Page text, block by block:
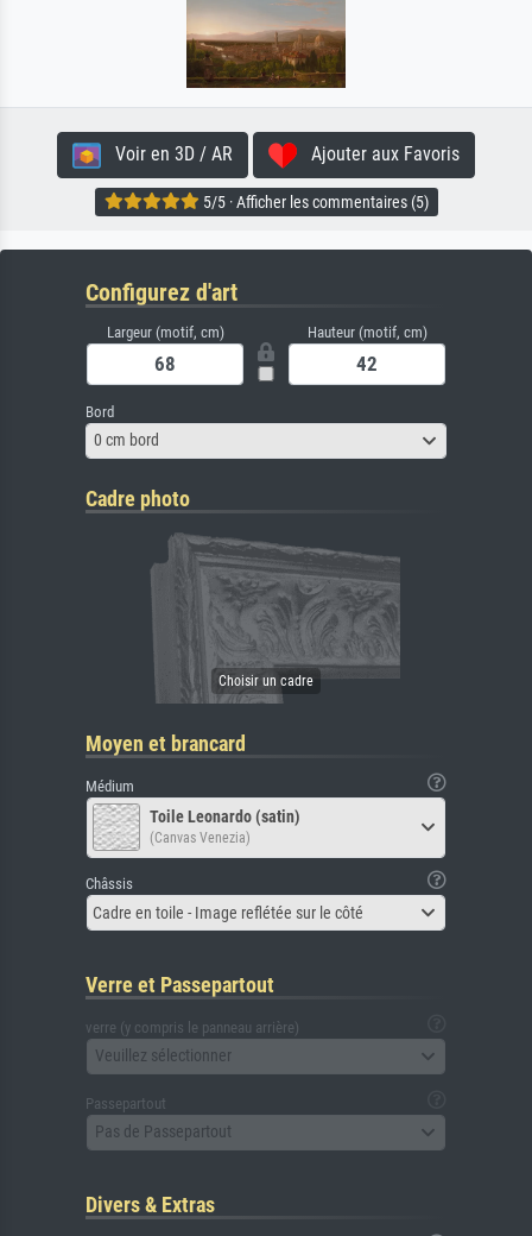
Voir en 3D / AR Ajouter aux Favoris
5/5 · Afficher les commentaires (5)
Configurez d'art
Largeur (motif, cm) Hauteur (motif, cm)
Bord
0 cm bord
Cadre photo
Moyen et brancard
Médium
Toile Leonardo (satin)
(Canvas Venezia)
Châssis
Cadre en toile - Image reflétée sur le côté
Verre et Passepartout
verre (y compris le panneau arrière)
Veuillez sélectionner
Passepartout
Pas de Passepartout
Divers & Extras